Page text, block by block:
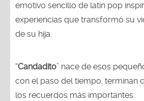
emotivo sencillo de latin pop
experiencias que transformó su
de su hija.
“Candadito” nace de esos
con el paso del tiempo, terminan
los recuerdos más importantes.